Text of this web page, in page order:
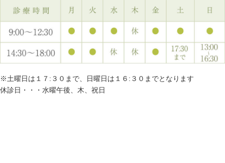
※土曜日は１７:３０まで、日曜日は１６:３０までとなります
休診日・・・水曜午後、木、祝日